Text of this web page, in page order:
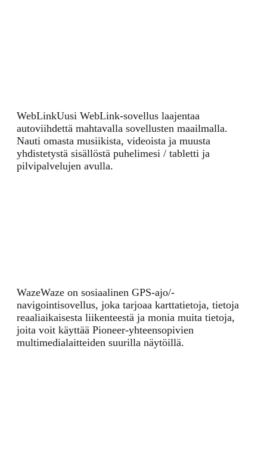
WebLinkUusi WebLink-sovellus laajentaa
autoviihdettä mahtavalla sovellusten maailmalla.
Nauti omasta musiikista, videoista ja muusta
yhdistetystä sisällöstä puhelimesi / tabletti ja
pilvipalvelujen avulla.
WazeWaze on sosiaalinen GPS-ajo/-
navigointisovellus, joka tarjoaa karttatietoja, tietoja
reaaliaikaisesta liikenteestä ja monia muita tietoja,
joita voit käyttää Pioneer-yhteensopivien
multimedialaitteiden suurilla näytöillä.